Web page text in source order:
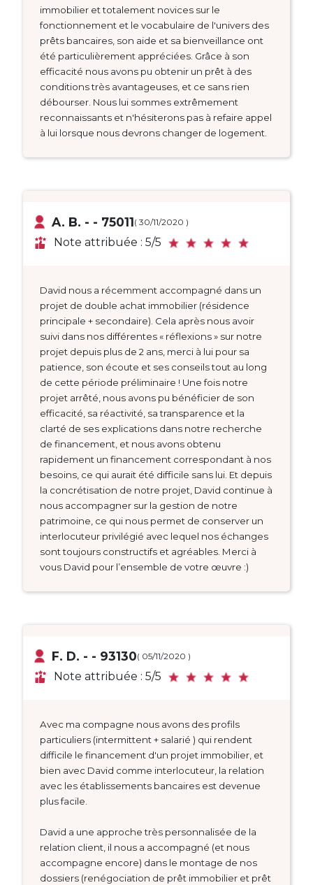
immobilier et totalement novices sur le
fonctionnement et le vocabulaire de l'univers des
prêts bancaires, son aide et sa bienveillance ont
été particulièrement appréciées. Grâce à son
efficacité nous avons pu obtenir un prêt à des
conditions très avantageuses, et ce sans rien
débourser. Nous lui sommes extrêmement
reconnaissants et n'hésiterons pas à refaire appel
à lui lorsque nous devrons changer de logement.
A. B. - - 75011( 30/11/2020 )
Note attribuée : 5/5
David nous a récemment accompagné dans un
projet de double achat immobilier (résidence
principale + secondaire). Cela après nous avoir
suivi dans nos différentes « réflexions » sur notre
projet depuis plus de 2 ans, merci à lui pour sa
patience, son écoute et ses conseils tout au long
de cette période préliminaire ! Une fois notre
projet arrêté, nous avons pu bénéficier de son
efficacité, sa réactivité, sa transparence et la
clarté de ses explications dans notre recherche
de financement, et nous avons obtenu
rapidement un financement correspondant à nos
besoins, ce qui aurait été difficile sans lui. Et depuis
la concrétisation de notre projet, David continue à
nous accompagner sur la gestion de notre
patrimoine, ce qui nous permet de conserver un
interlocuteur privilégié avec lequel nos échanges
sont toujours constructifs et agréables. Merci à
vous David pour l’ensemble de votre œuvre :)
F. D. - - 93130( 05/11/2020 )
Note attribuée : 5/5
Avec ma compagne nous avons des profils
particuliers (intermittent + salarié ) qui rendent
difficile le financement d'un projet immobilier, et
bien avec David comme interlocuteur, la relation
avec les établissements bancaires est devenue
plus facile.
David a une approche très personnalisée de la
relation client, il nous a accompagné (et nous
accompagne encore) dans le montage de nos
dossiers (renégociation de prêt immobilier et prêt